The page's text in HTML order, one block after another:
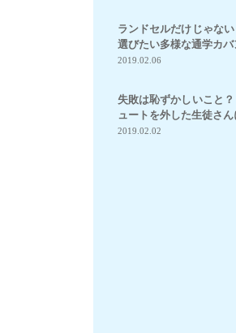
ランドセルだけじゃな
選びたい多様な通学カバ
2019.02.06
失敗は恥ずかしいこと
ュートを外した生徒さ
2019.02.02